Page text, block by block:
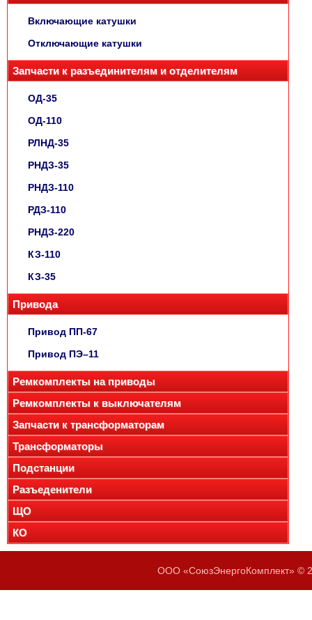
Включающие катушки
Отключающие катушки
Запчасти к разъединителям и отделителям
ОД-35
ОД-110
РЛНД-35
РНДЗ-35
РНДЗ-110
РДЗ-110
РНДЗ-220
КЗ-110
КЗ-35
Привода
Привод ПП-67
Привод ПЭ–11
Ремкомплекты на приводы
Ремкомплекты к выключателям
Запчасти к трансформаторам
Трансформаторы
Подстанции
Разъеденители
ЩО
КО
ООО «СоюзЭнергоКомплект» ©